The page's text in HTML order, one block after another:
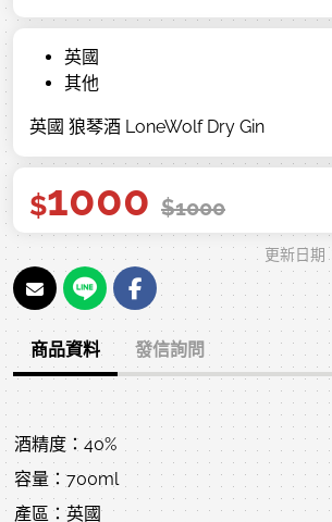
英國
其他
英國 狼琴酒 LoneWolf Dry Gin
$1000 $1000
更新日期
商品資料 發信詢問
酒精度：40%
容量：700ml
產區：英國